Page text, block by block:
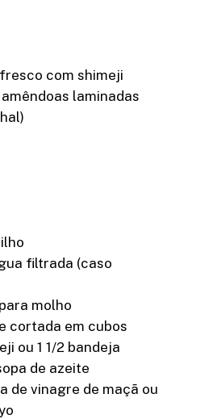
com shimeji
laminadas
filtrada (caso
molho
cortada em cubos
ou 1 1/2 bandeja
de azeite
de vinagre de maçã ou